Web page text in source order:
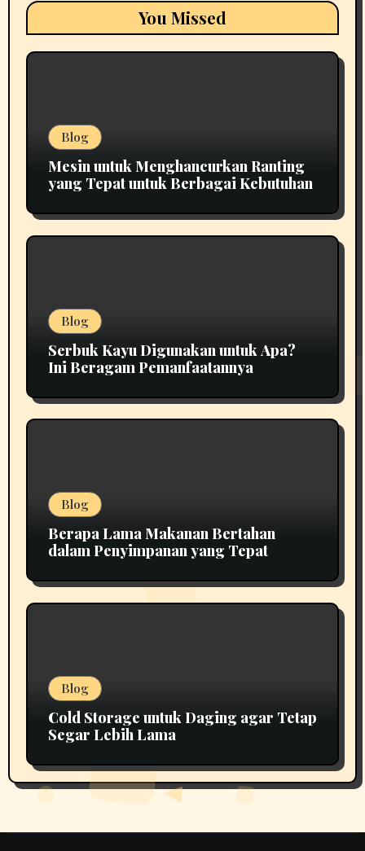
You Missed
Blog
Mesin untuk Menghancurkan Ranting
yang Tepat untuk Berbagai Kebutuhan
Blog
Serbuk Kayu Digunakan untuk Apa?
Ini Beragam Pemanfaatannya
Blog
Berapa Lama Makanan Bertahan
dalam Penyimpanan yang Tepat
Blog
Cold Storage untuk Daging agar Tetap
Segar Lebih Lama